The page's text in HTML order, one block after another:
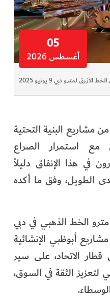
05
أغسطس 2026
لمترو دبي 9 يونيو 2025
مشاريع البنية التحتية
مع استمرار الصراع
في هذا الإنفاق دليلاً
الطويل، وفق ما أكده
الخط الذهبي في دبي
إلى مشاريع أبوظبي الإنشائية
قطار الاتحاد، على سير
لتعزيز الثقة في السوق،